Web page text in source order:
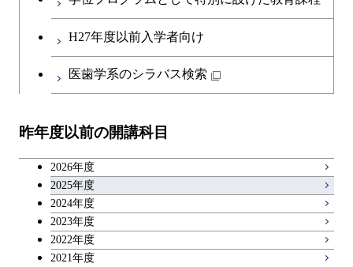
第二外国語科目
アントレプレナーシップ科目
H27年度以前入学者向け
医歯学系のシラバス検索
昨年度以前の開講科目
2026年度
2025年度
2024年度
2023年度
2022年度
2021年度